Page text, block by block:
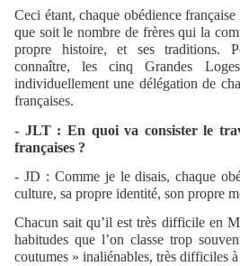
Ceci étant, chaque obédience
que soit le nombre de frères qui la
propre histoire, et ses traditions.
connaître, les cinq Grandes
individuellement une délégation de
françaises.
- JLT : En quoi va consister le
françaises ?
- JD : Comme je le disais, chaque
culture, sa propre identité, son propre
Chacun sait qu’il est très difficile en
habitudes que l’on classe trop
coutumes » inaliénables, très difficiles